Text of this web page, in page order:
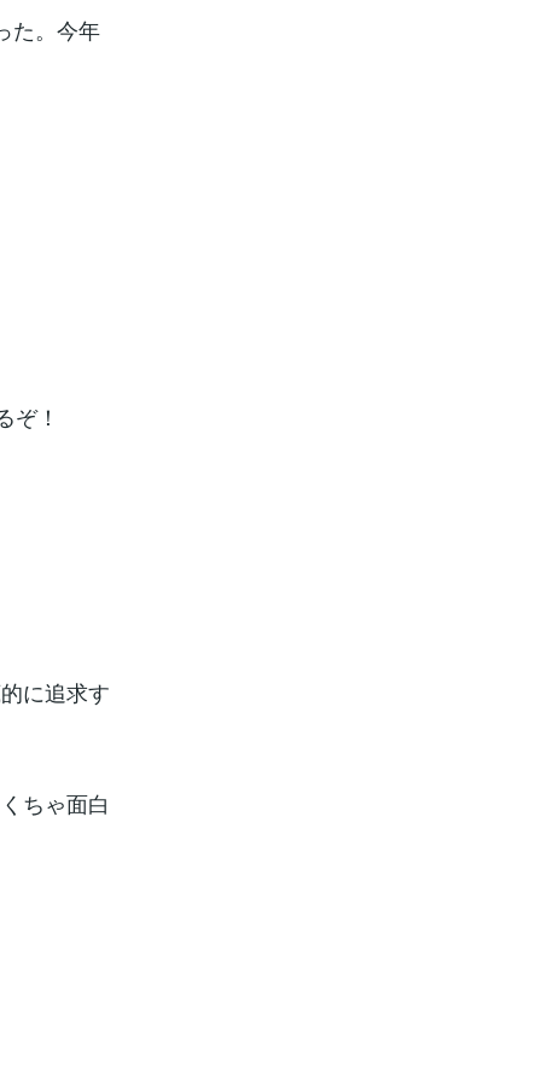
た。今年
ぞ！
に追求す
ちゃ面白